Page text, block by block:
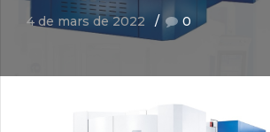
4 de mars de 2022 0